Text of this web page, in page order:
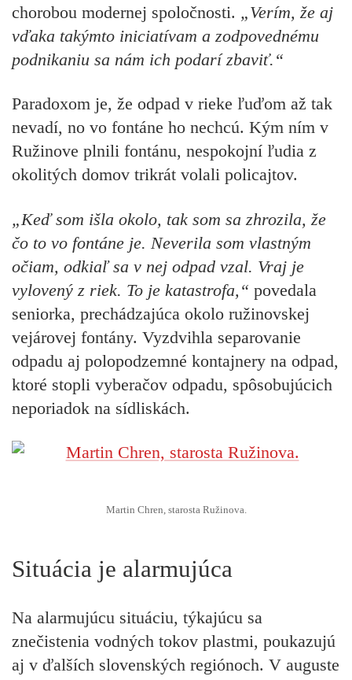
chorobou modernej spoločnosti. „Verím, že aj
vďaka takýmto iniciatívam a zodpovednému
podnikaniu sa nám ich podarí zbaviť.“
Paradoxom je, že odpad v rieke ľuďom až tak
nevadí, no vo fontáne ho nechcú. Kým ním v
Ružinove plnili fontánu, nespokojní ľudia z
okolitých domov trikrát volali policajtov.
„Keď som išla okolo, tak som sa zhrozila, že
čo to vo fontáne je. Neverila som vlastným
očiam, odkiaľ sa v nej odpad vzal. Vraj je
vylovený z riek. To je katastrofa,“ povedala
seniorka, prechádzajúca okolo ružinovskej
vejárovej fontány. Vyzdvihla separovanie
odpadu aj polopodzemné kontajnery na odpad,
ktoré stopli vyberačov odpadu, spôsobujúcich
neporiadok na sídliskách.
Martin Chren, starosta Ružinova.
Situácia je alarmujúca
Na alarmujúcu situáciu, týkajúcu sa
znečistenia vodných tokov plastmi, poukazujú
aj v ďalších slovenských regiónoch. V auguste